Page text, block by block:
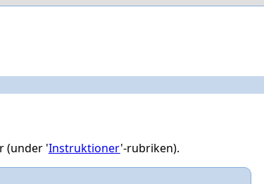
(under 'Instruktioner'-rubriken).